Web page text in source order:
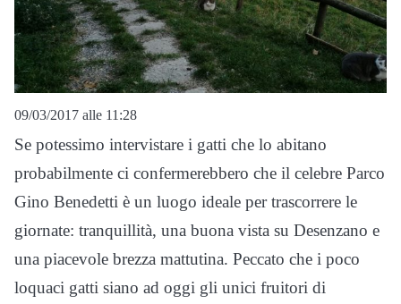
09/03/2017 alle 11:28
Se potessimo intervistare i gatti che lo abitano
probabilmente ci confermerebbero che il celebre Parco
Gino Benedetti è un luogo ideale per trascorrere le
giornate: tranquillità, una buona vista su Desenzano e
una piacevole brezza mattutina. Peccato che i poco
loquaci gatti siano ad oggi gli unici fruitori di